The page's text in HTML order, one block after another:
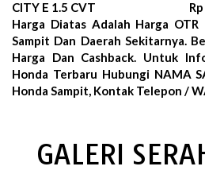
CITY E 1.5 CVT
Harga Diatas Adalah Harga OTR
Sampit Dan Daerah Sekitarnya.
Harga Dan Cashback. Untuk
Honda Terbaru Hubungi NAMA
Honda Sampit, Kontak Telepon /
GALERI